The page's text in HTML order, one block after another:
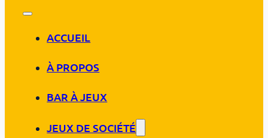
ACCUEIL
À PROPOS
BAR À JEUX
JEUX DE SOCIÉTÉ